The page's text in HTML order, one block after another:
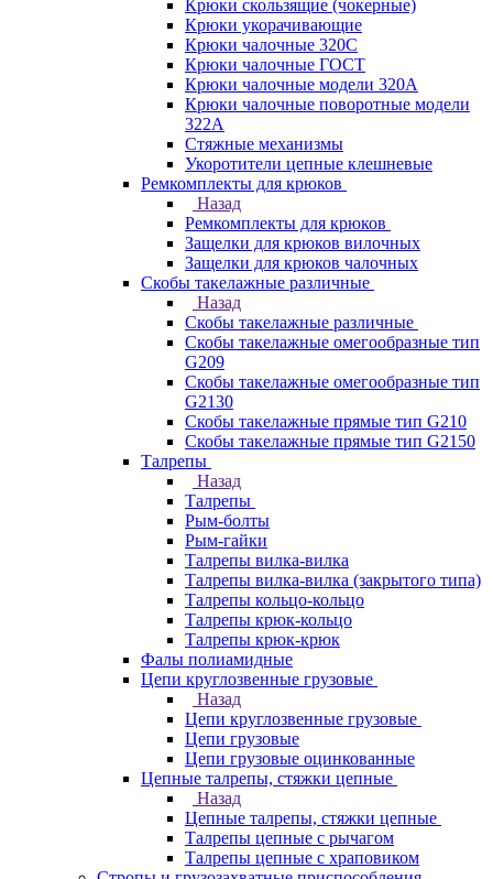
Крюки скользящие (чокерные)
Крюки укорачивающие
Крюки чалочные 320C
Крюки чалочные ГОСТ
Крюки чалочные модели 320А
Крюки чалочные поворотные модели
322А
Стяжные механизмы
Укоротители цепные клешневые
Ремкомплекты для крюков
Назад
Ремкомплекты для крюков
Защелки для крюков вилочных
Защелки для крюков чалочных
Скобы такелажные различные
Назад
Скобы такелажные различные
Скобы такелажные омегообразные тип
G209
Скобы такелажные омегообразные тип
G2130
Скобы такелажные прямые тип G210
Скобы такелажные прямые тип G2150
Талрепы
Назад
Талрепы
Рым-болты
Рым-гайки
Талрепы вилка-вилка
Талрепы вилка-вилка (закрытого типа)
Талрепы кольцо-кольцо
Талрепы крюк-кольцо
Талрепы крюк-крюк
Фалы полиамидные
Цепи круглозвенные грузовые
Назад
Цепи круглозвенные грузовые
Цепи грузовые
Цепи грузовые оцинкованные
Цепные талрепы, стяжки цепные
Назад
Цепные талрепы, стяжки цепные
Талрепы цепные с рычагом
Талрепы цепные с храповиком